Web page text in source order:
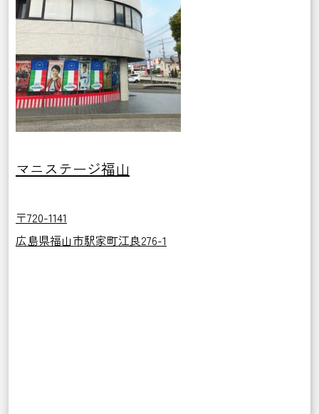
マニステージ福山
〒720-1141
広島県福山市駅家町江良276-1